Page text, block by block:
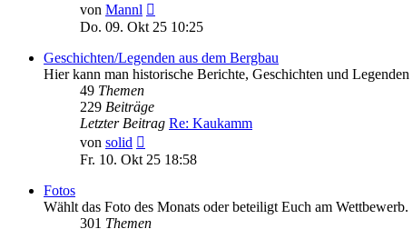
von Mannl
Beitrag
Do. 09. Okt 25 10:25
Geschichten/Legenden aus dem Bergbau
Hier kann man historische Berichte, Geschichten und
49 Themen
229 Beiträge
Letzter Beitrag Re: Kaukamm
von solid
Beitrag
Fr. 10. Okt 25 18:58
Fotos
Wählt das Foto des Monats oder beteiligt Euch am Wettbewerb.
301 Themen